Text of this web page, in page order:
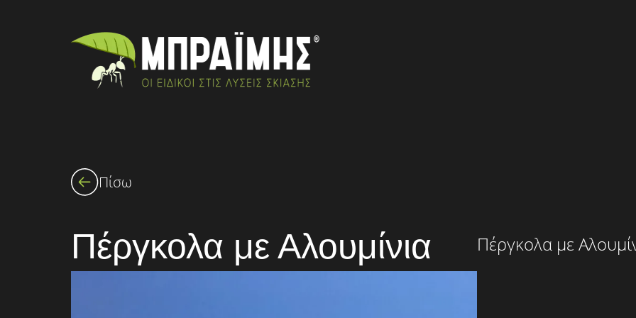
Πίσω
Πέργκολα με Αλουμίνια Πέργκολα με